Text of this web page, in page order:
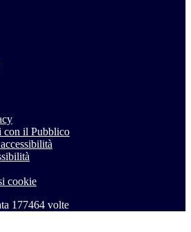
il Pubblico
cookie
177464 volte